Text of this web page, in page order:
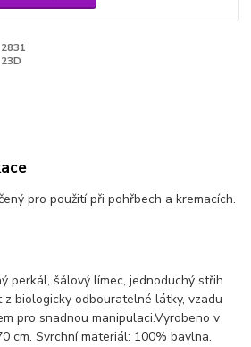
2831
23D
pro použití při pohřbech a kremacích.
perkál, šálový límec, jednoduchý střih
z biologicky odbouratelné látky, vzadu
pro snadnou manipulaci.Vyrobeno v
cm. Svrchní materiál: 100% bavlna.